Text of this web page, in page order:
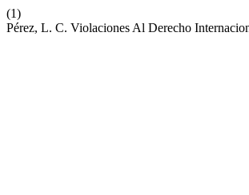
(1)
Pérez, L. C. Violaciones Al Derecho